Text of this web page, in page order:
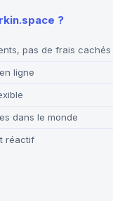
?
pas de frais cachés
ligne
dans le monde
réactif